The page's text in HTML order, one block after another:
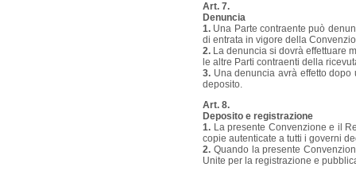
Art. 7.
Denuncia
1. Una Parte contraente può
di entrata in vigore della
2. La denuncia si dovrà effettuare
le altre Parti contraenti della
3. Una denuncia avrà effetto
deposito.
Art. 8.
Deposito e registrazione
1. La presente Convenzione e il
copie autenticate a tutti i governi
2. Quando la presente
Unite per la registrazione e